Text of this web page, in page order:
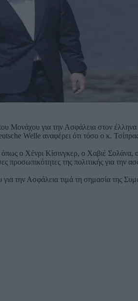
Μονάχου για την Ασφάλεια στον έλληνα
Welle αναφέρει ότι τόσο ο κ.
ο Χένρι Κίσινγκερ, ο Χαβιέ Σολάνα,
της πολιτικής για την
την Ασφάλεια τιμά τη σημασία της